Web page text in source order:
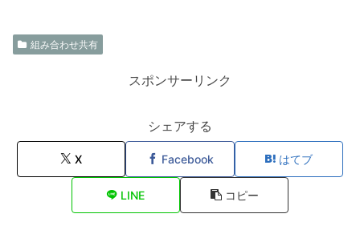
組み合わせ共有
スポンサーリンク
シェアする
X Facebook はてブ
LINE コピー